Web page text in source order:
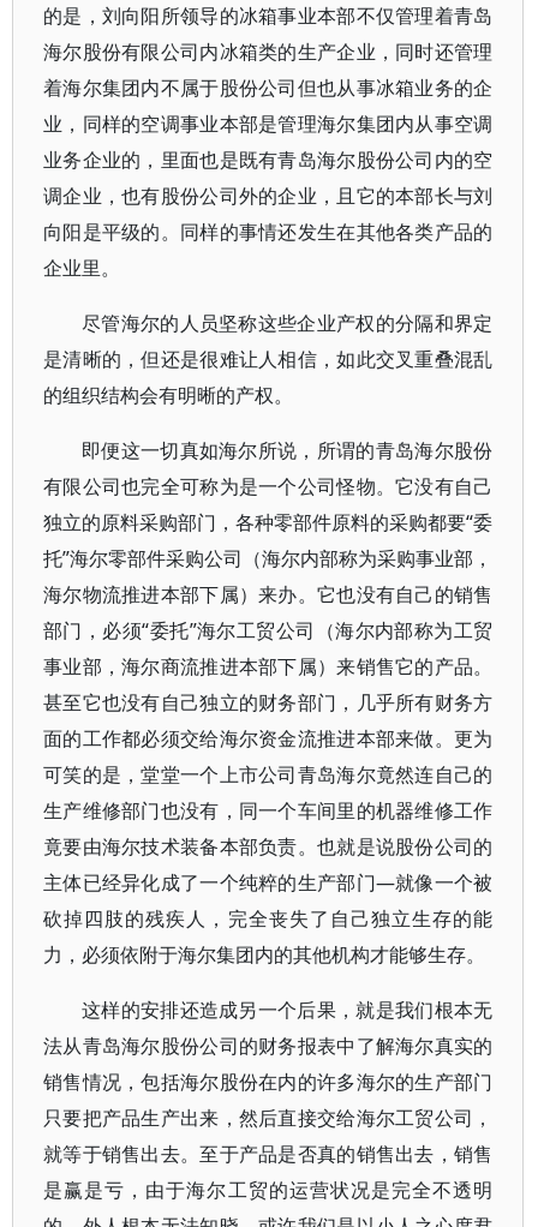
的是，刘向阳所领导的冰箱事业本部不仅管理着青岛
海尔股份有限公司内冰箱类的生产企业，同时还管理
着海尔集团内不属于股份公司但也从事冰箱业务的企
业，同样的空调事业本部是管理海尔集团内从事空调
业务企业的，里面也是既有青岛海尔股份公司内的空
调企业，也有股份公司外的企业，且它的本部长与刘
向阳是平级的。同样的事情还发生在其他各类产品的
企业里。
尽管海尔的人员坚称这些企业产权的分隔和界定
是清晰的，但还是很难让人相信，如此交叉重叠混乱
的组织结构会有明晰的产权。
即便这一切真如海尔所说，所谓的青岛海尔股份
有限公司也完全可称为是一个公司怪物。它没有自己
独立的原料采购部门，各种零部件原料的采购都要“委
托”海尔零部件采购公司（海尔内部称为采购事业部，
海尔物流推进本部下属）来办。它也没有自己的销售
部门，必须“委托”海尔工贸公司（海尔内部称为工贸
事业部，海尔商流推进本部下属）来销售它的产品。
甚至它也没有自己独立的财务部门，几乎所有财务方
面的工作都必须交给海尔资金流推进本部来做。更为
可笑的是，堂堂一个上市公司青岛海尔竟然连自己的
生产维修部门也没有，同一个车间里的机器维修工作
竟要由海尔技术装备本部负责。也就是说股份公司的
主体已经异化成了一个纯粹的生产部门—就像一个被
砍掉四肢的残疾人，完全丧失了自己独立生存的能
力，必须依附于海尔集团内的其他机构才能够生存。
这样的安排还造成另一个后果，就是我们根本无
法从青岛海尔股份公司的财务报表中了解海尔真实的
销售情况，包括海尔股份在内的许多海尔的生产部门
只要把产品生产出来，然后直接交给海尔工贸公司，
就等于销售出去。至于产品是否真的销售出去，销售
是赢是亏，由于海尔工贸的运营状况是完全不透明